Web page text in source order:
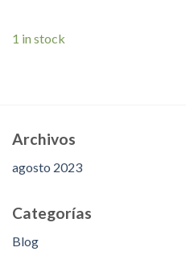
1 in stock
Archivos
agosto 2023
Categorías
Blog